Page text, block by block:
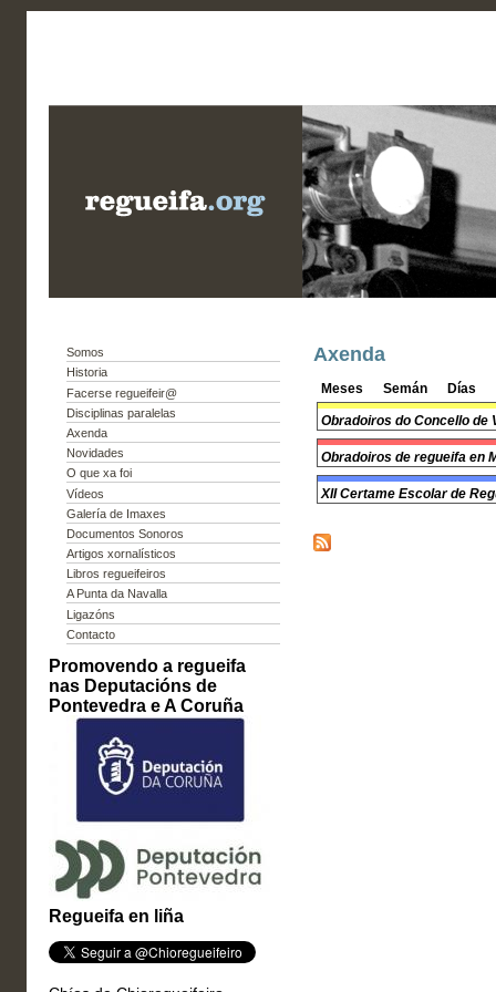
Somos
Historia
Facerse regueifeir@
Disciplinas paralelas
Axenda
Novidades
O que xa foi
Vídeos
Galería de Imaxes
Documentos Sonoros
Artigos xornalísticos
Libros regueifeiros
A Punta da Navalla
Ligazóns
Contacto
Promovendo a regueifa
nas Deputacións de
Pontevedra e A Coruña
Regueifa en liña
Axenda
Meses Semán Días
Obradoiros do Concello de
Obradoiros de regueifa en
XII Certame Escolar de